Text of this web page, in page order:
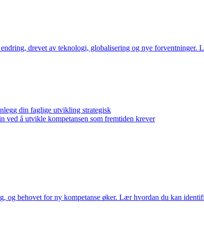
drevet av teknologi, globalisering og nye
din faglige utvikling strategisk
ved å utvikle kompetansen som fremtiden krever
og behovet for ny kompetanse øker. Lær hvordan du kan